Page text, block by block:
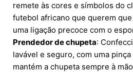
remete às cores e símbolos do
futebol africano que querem
uma ligação precoce com o
Prendedor de chupeta:
lavável e seguro, com uma
mantém a chupeta sempre à